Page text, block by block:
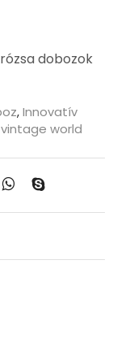
dobozok
,Innovatív
vintage world